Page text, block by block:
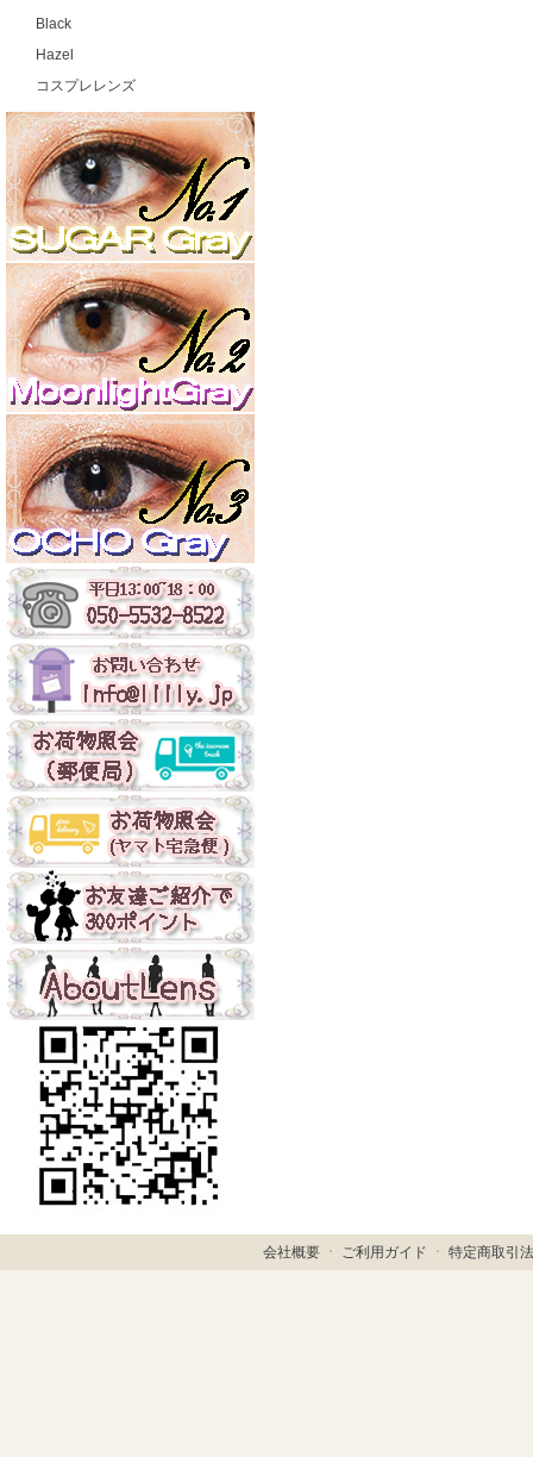
Black
Hazel
コスプレレンズ
会社概要 ㆍ ご利用ガイド ㆍ特定商取引